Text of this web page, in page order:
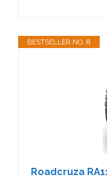
BESTSELLER NO. 8
Roadcruza